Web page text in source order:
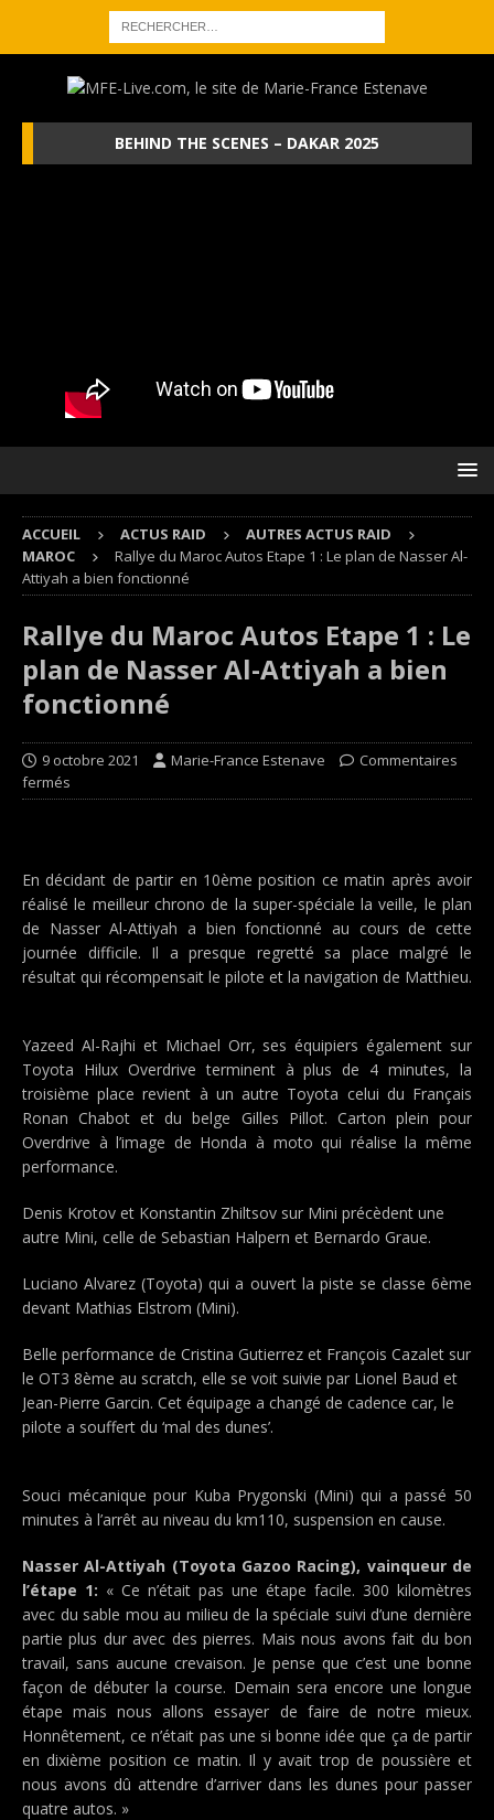
BEHIND THE SCENES – DAKAR 2025
ACCUEIL ACTUS RAID
AUTRES ACTUS RAID
MAROC
Rallye du Maroc Autos Etape 1 : Le plan de Nasser Al-
Attiyah a bien fonctionné
Rallye du Maroc Autos Etape 1 : Le
plan de Nasser Al-Attiyah a bien
fonctionné
9 octobre 2021 Marie-France Estenave
Commentaires
fermés
En décidant de partir en 10ème position ce matin après avoir
réalisé le meilleur chrono de la super-spéciale la veille, le plan
de Nasser Al-Attiyah a bien fonctionné au cours de cette
journée difficile. Il a presque regretté sa place malgré le
résultat qui récompensait le pilote et la navigation de Matthieu.
Yazeed Al-Rajhi et Michael Orr, ses équipiers également sur
Toyota Hilux Overdrive terminent à plus de 4 minutes, la
troisième place revient à un autre Toyota celui du Français
Ronan Chabot et du belge Gilles Pillot. Carton plein pour
Overdrive à l’image de Honda à moto qui réalise la même
performance.
Denis Krotov et Konstantin Zhiltsov sur Mini précèdent une
autre Mini, celle de Sebastian Halpern et Bernardo Graue.
Luciano Alvarez (Toyota) qui a ouvert la piste se classe 6ème
devant Mathias Elstrom (Mini).
Belle performance de Cristina Gutierrez et François Cazalet sur
le OT3 8ème au scratch, elle se voit suivie par Lionel Baud et
Jean-Pierre Garcin. Cet équipage a changé de cadence car, le
pilote a souffert du ‘mal des dunes’.
Souci mécanique pour Kuba Prygonski (Mini) qui a passé 50
minutes à l’arrêt au niveau du km110, suspension en cause.
Nasser Al-Attiyah (Toyota Gazoo Racing), vainqueur de
l’étape 1: « Ce n’était pas une étape facile. 300 kilomètres
avec du sable mou au milieu de la spéciale suivi d’une dernière
partie plus dur avec des pierres. Mais nous avons fait du bon
travail, sans aucune crevaison. Je pense que c’est une bonne
façon de débuter la course. Demain sera encore une longue
étape mais nous allons essayer de faire de notre mieux.
Honnêtement, ce n’était pas une si bonne idée que ça de partir
en dixième position ce matin. Il y avait trop de poussière et
nous avons dû attendre d’arriver dans les dunes pour passer
quatre autos. »